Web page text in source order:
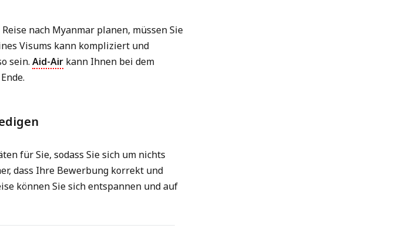
nach Myanmar planen, müssen Sie
Visums kann kompliziert und
sein. Aid-Air kann Ihnen bei dem
für Sie, sodass Sie sich um nichts
dass Ihre Bewerbung korrekt und
können Sie sich entspannen und auf